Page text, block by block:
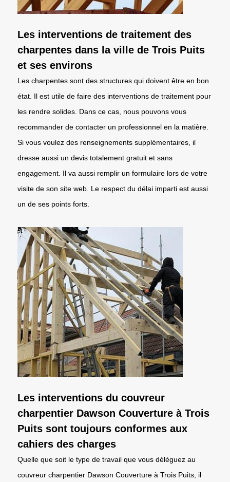
Les interventions de traitement des
charpentes dans la ville de Trois Puits
et ses environs
Les charpentes sont des structures qui doivent être en bon
état. Il est utile de faire des interventions de traitement pour
les rendre solides. Dans ce cas, nous pouvons vous
recommander de contacter un professionnel en la matière.
Si vous voulez des renseignements supplémentaires, il
dresse aussi un devis totalement gratuit et sans
engagement. Il va aussi remplir un formulaire lors de votre
visite de son site web. Le respect du délai imparti est aussi
un de ses points forts.
Les interventions du couvreur
charpentier Dawson Couverture à Trois
Puits sont toujours conformes aux
cahiers des charges
Quelle que soit le type de travail que vous déléguez au
couvreur charpentier Dawson Couverture à Trois Puits, il